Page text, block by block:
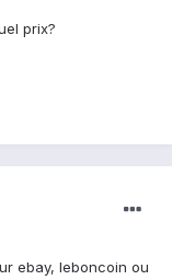
prix?
ebay, leboncoin ou